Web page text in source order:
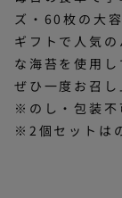
ズ・60枚の大
ギフトで人気
な海苔を使用し
ぜひ一度お召し
※のし・包装不
※2個セットは